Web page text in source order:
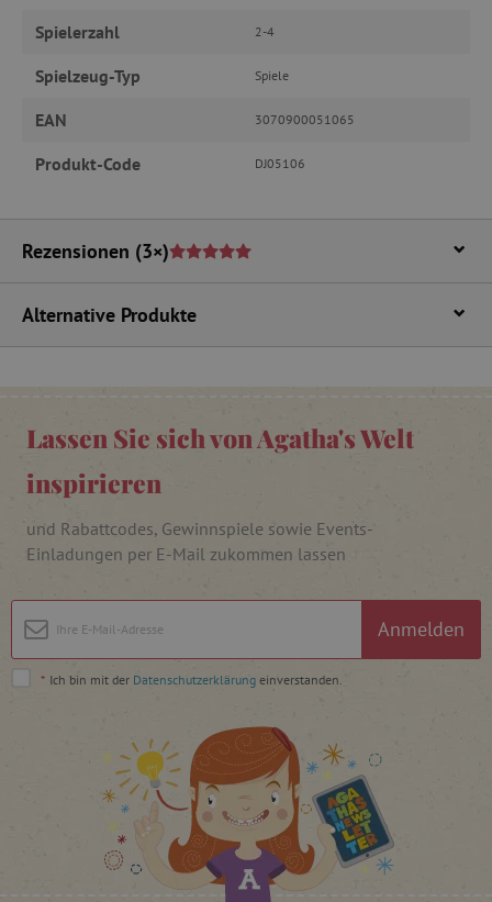
Spielerzahl 2-4
Spielzeug-Typ Spiele
EAN 3070900051065
Produkt-Code DJ05106
Rezensionen (3×)
Alternative Produkte
Lassen Sie sich von Agatha's Welt
inspirieren
und Rabattcodes, Gewinnspiele sowie Events-
Einladungen per E-Mail zukommen lassen
Anmelden
* Ich bin mit der Datenschutzerklärung einverstanden.
Funktionalität
Unbedingt erforderliche Cookies ermöglichen
Benutzeranmeldung und die Kontoverwaltung.
verwendet werden.
PHPSESSID
www.agathaswelt.de
__cf_bm
Cloudflare Inc.
_pinterest_ct_ua
cjConsent
FPAU .agathaswelt.de
_lb .agathaswelt.de